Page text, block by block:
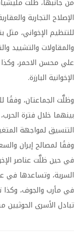
من جانبها، ظلَّت
الإصلاح التجارية
للتنظيم الإخواني،
والمقاولات والتشييد
علي محسن الاحمر، وكذا
الإخوانية البارزة.
وظلَّت الجماعتان، وفقًا
بينهما خلال فترة
التنسيق لمواجهة
وفقًا لمصالح إيران
في حين ظلَّت عناصر
السرية، وتساعدها في
في مأرب والجوف، وكذا
تبادل الأسرى الحوثيين